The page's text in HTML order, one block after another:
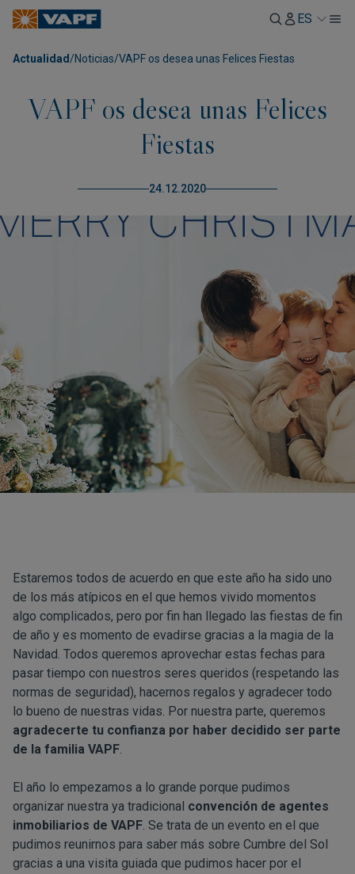
ES
Actualidad /Noticias/VAPF os desea unas Felices Fiestas
VAPF os desea unas Felices
Fiestas
24.12.2020
Estaremos todos de acuerdo en que este año ha sido uno
de los más atípicos en el que hemos vivido momentos
algo complicados, pero por fin han llegado las fiestas de fin
de año y es momento de evadirse gracias a la magia de la
Navidad. Todos queremos aprovechar estas fechas para
pasar tiempo con nuestros seres queridos (respetando las
normas de seguridad), hacernos regalos y agradecer todo
lo bueno de nuestras vidas. Por nuestra parte, queremos
agradecerte tu confianza por haber decidido ser parte
de la familia VAPF.
El año lo empezamos a lo grande porque pudimos
organizar nuestra ya tradicional convención de agentes
inmobiliarios de VAPF. Se trata de un evento en el que
pudimos reunirnos para saber más sobre Cumbre del Sol
gracias a una visita guiada que pudimos hacer por el